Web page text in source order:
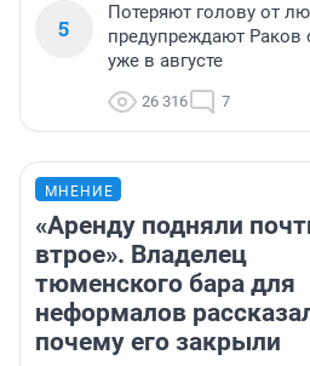
5
Потеряют голову от
предупреждают Раков
уже в августе
26 316 7
МНЕНИЕ
«Аренду подняли
втрое». Владелец
тюменского бара для
неформалов
почему его закрыли